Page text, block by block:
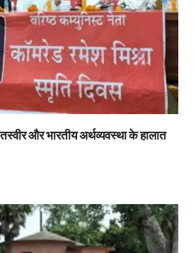
और भारतीय अर्थव्यवस्था के हालात